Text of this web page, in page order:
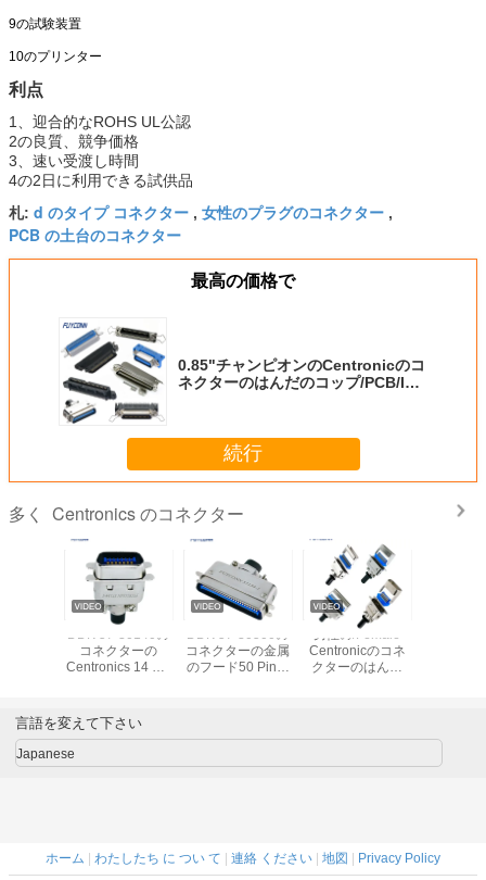
9の試験装置
10のプリンター
利点
1、迎合的なROHS UL公認
2の良質、競争価格
3、速い受渡し時間
4の2日に利用できる試供品
札: d のタイプ コネクター , 女性のプラグのコネクター ,
PCB の土台のコネクター
最高の価格で
0.85"チャンピオンのCentronicのコ
ネクターのはんだのコップ/PCB/IDC
続行
多く Centronics のコネクター
ー
DDK 57-30140の
コネクターの
Centronics 14 Pin
性のリボン コネク
ター
DDK 57-30500の
コネクターの金属
のフード50 Pinケ
男性の/Female
Centronicのコネ
クターのはんだ
言語を変えて下さい
Japanese
ホーム わたしたち に つい て 連絡 ください 地図 Privacy Policy